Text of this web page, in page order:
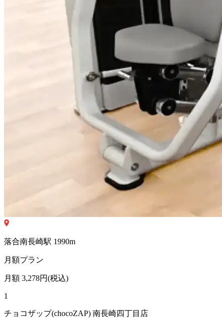
落合南長崎駅 1990m
月額プラン
月額 3,278円(税込)
1
チョコザップ(chocoZAP) 南長崎四丁目店